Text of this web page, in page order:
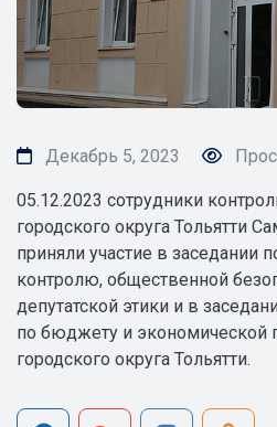
Декабрь 5, 2023
05.12.2023 сотрудники
городского округа Тольятти
приняли участие в заседании
контролю, общественной
депутатской этики и в
по бюджету и экономической
городского округа Тольятти.